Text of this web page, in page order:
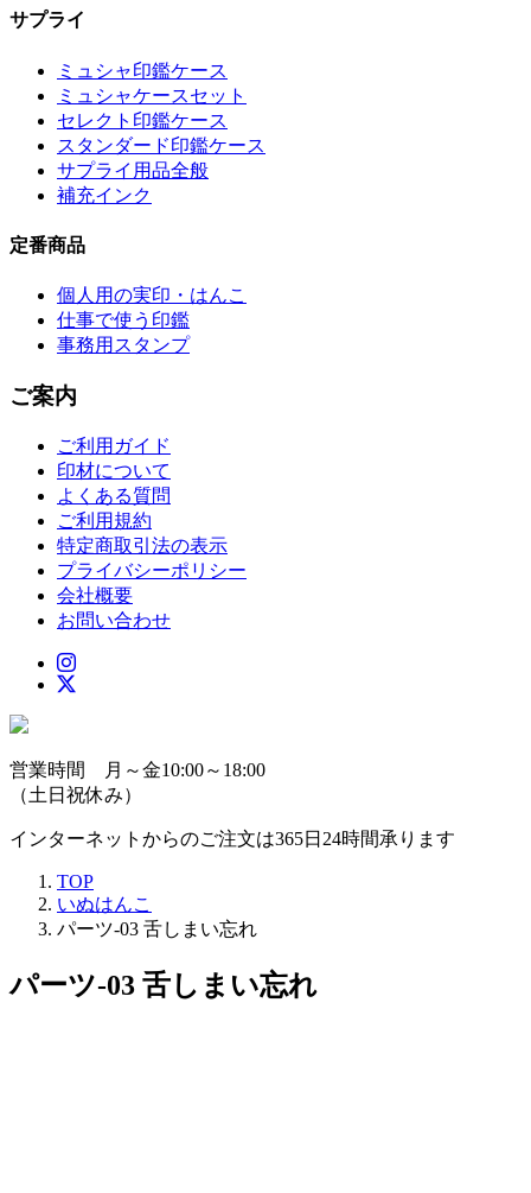
サプライ
ミュシャ印鑑ケース
ミュシャケースセット
セレクト印鑑ケース
スタンダード印鑑ケース
サプライ用品全般
補充インク
定番商品
個人用の実印・はんこ
仕事で使う印鑑
事務用スタンプ
ご案内
ご利用ガイド
印材について
よくある質問
ご利用規約
特定商取引法の表示
プライバシーポリシー
会社概要
お問い合わせ
営業時間 月～金10:00～18:00
（土日祝休み）
インターネットからのご注文は365日24時間承ります
TOP
いぬはんこ
パーツ-03 舌しまい忘れ
パーツ-03 舌しまい忘れ